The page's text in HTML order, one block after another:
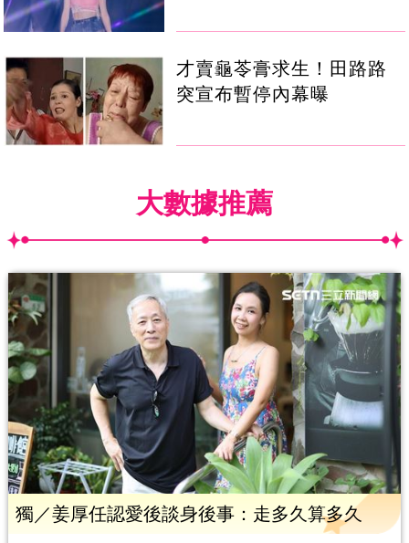
才賣龜苓膏求生！田路路
突宣布暫停內幕曝
大數據推薦
獨／姜厚任認愛後談身後事：走多久算多久